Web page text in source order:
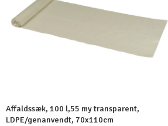
Affaldssæk, 100 l,55 my transparent,
LDPE/genanvendt, 70x110cm